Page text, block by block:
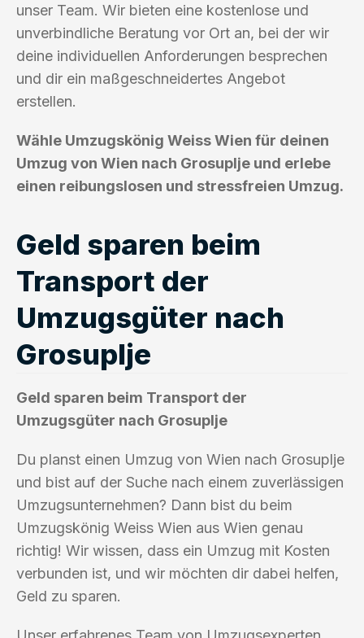
unser Team. Wir bieten eine kostenlose und
unverbindliche Beratung vor Ort an, bei der wir
deine individuellen Anforderungen besprechen
und dir ein maßgeschneidertes Angebot
erstellen.
Wähle Umzugskönig Weiss Wien für deinen
Umzug von Wien nach Grosuplje und erlebe
einen reibungslosen und stressfreien Umzug.
Geld sparen beim
Transport der
Umzugsgüter nach
Grosuplje
Geld sparen beim Transport der
Umzugsgüter nach Grosuplje
Du planst einen Umzug von Wien nach Grosuplje
und bist auf der Suche nach einem zuverlässigen
Umzugsunternehmen? Dann bist du beim
Umzugskönig Weiss Wien aus Wien genau
richtig! Wir wissen, dass ein Umzug mit Kosten
verbunden ist, und wir möchten dir dabei helfen,
Geld zu sparen.